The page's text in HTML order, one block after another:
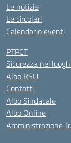
Le notizie
Le circolari
Calendario eventi
PTPCT
Sicurezza nei
Albo RSU
Contatti
Albo Sindacale
Albo Online
Amministrazione